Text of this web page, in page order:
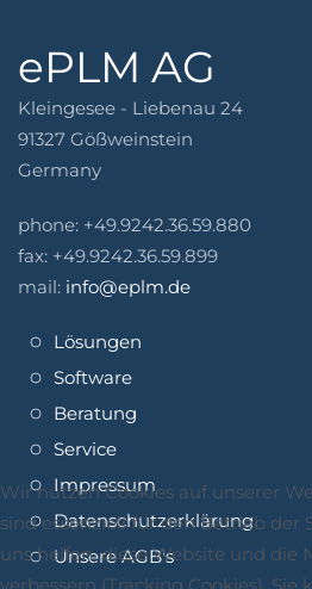
ePLM AG
Kleingesee - Liebenau 24
91327 Gößweinstein
Germany
phone: +49.9242.36.59.880
fax: +49.9242.36.59.899
mail: info@eplm.de
Lösungen
Software
Beratung
Service
Impressum
Datenschutzerklärung
Unsere AGB's
Wir nutzen Cookies auf unserer
sind essenziell für den Betrieb der
uns helfen, diese Website und die